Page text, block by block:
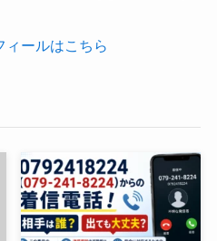
ィールはこちら